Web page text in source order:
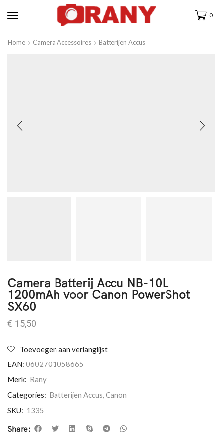
0
Home Camera Accessoires Batterijen Accus
Camera Batterij Accu NB-10L
1200mAh voor Canon PowerShot
SX60
€ 15,50
Toevoegen aan verlanglijst
EAN: 0602701058665
Merk: Rany
Categories: Batterijen Accus, Canon
SKU: 1335
Share: